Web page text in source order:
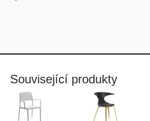
Související produkty